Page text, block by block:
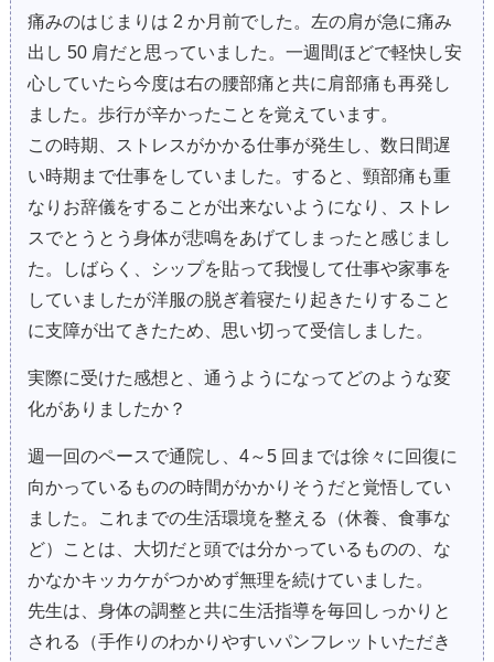
痛みのはじまりは 2 か月前でした。左の肩が急に痛み
出し 50 肩だと思っていました。一週間ほどで軽快し安
心していたら今度は右の腰部痛と共に肩部痛も再発し
ました。歩行が辛かったことを覚えています。
この時期、ストレスがかかる仕事が発生し、数日間遅
い時期まで仕事をしていました。すると、頸部痛も重
なりお辞儀をすることが出来ないようになり、ストレ
スでとうとう身体が悲鳴をあげてしまったと感じまし
た。しばらく、シップを貼って我慢して仕事や家事を
していましたが洋服の脱ぎ着寝たり起きたりすること
に支障が出てきたため、思い切って受信しました。
実際に受けた感想と、通うようになってどのような変
化がありましたか？
週一回のペースで通院し、4～5 回までは徐々に回復に
向かっているものの時間がかかりそうだと覚悟してい
ました。これまでの生活環境を整える（休養、食事な
ど）ことは、大切だと頭では分かっているものの、な
かなかキッカケがつかめず無理を続けていました。
先生は、身体の調整と共に生活指導を毎回しっかりと
される（手作りのわかりやすいパンフレットいただき